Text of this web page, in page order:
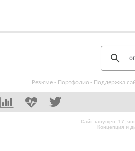
Резюме - Портфолио - Поддержка
Сайт запущен: 17,
Концепция и